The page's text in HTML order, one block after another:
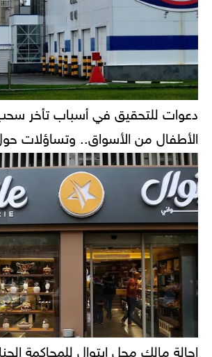
دعوات للتحقيق في أسباب تأخر
الأطفال من الأسواق.. وتساؤلات
إحالة مالك محل إيتوال للمحاكمة